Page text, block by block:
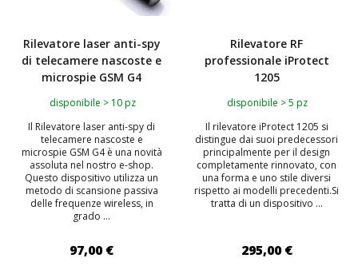
Rilevatore laser anti-spy
di telecamere nascoste e
microspie GSM G4
disponibile > 10 pz
Il Rilevatore laser anti-spy di
telecamere nascoste e
microspie GSM G4 è una novità
assoluta nel nostro e-shop.
Questo dispositivo utilizza un
metodo di scansione passiva
delle frequenze wireless, in
grado ...
97,00 €
Rilevatore RF
professionale iProtect
1205
disponibile > 5 pz
Il rilevatore iProtect 1205 si
distingue dai suoi predecessori
principalmente per il design
completamente rinnovato, con
una forma e uno stile diversi
rispetto ai modelli precedenti.Si
tratta di un dispositivo ...
295,00 €